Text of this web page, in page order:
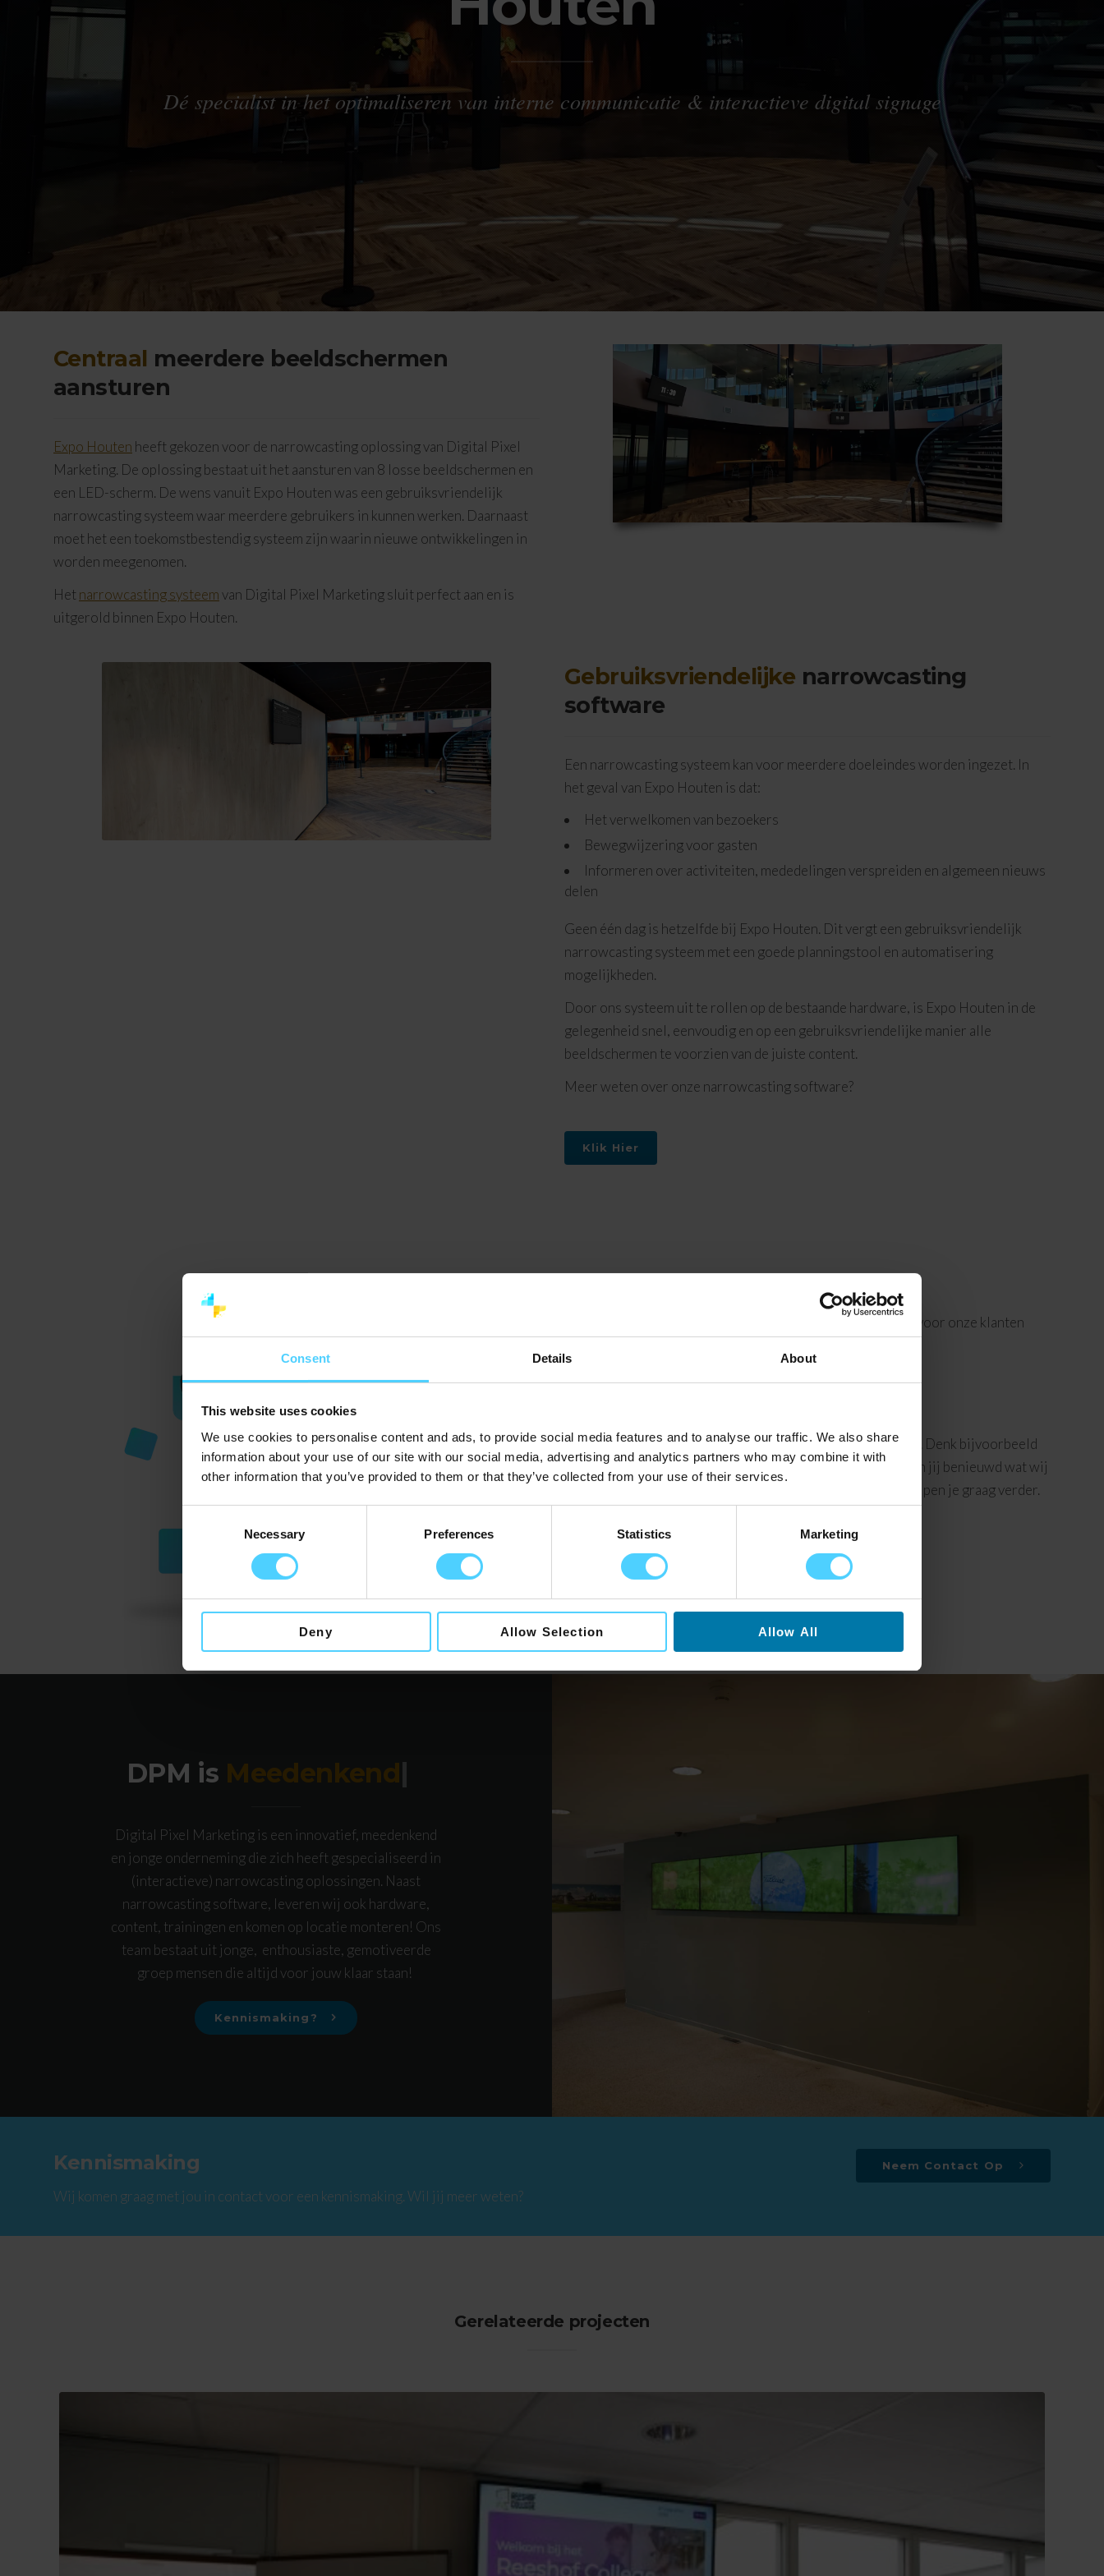
Consent Details About
This website uses cookies
We use cookies to personalise content and ads, to provide social media features and to analyse our traffic. We also share
information about your use of our site with our social media, advertising and analytics partners who may combine it with
other information that you’ve provided to them or that they’ve collected from your use of their services.
Necessary Preferences Statistics Marketing
Deny Allow Selection Allow All
Dé specialist in het optimaliseren van interne communicatie & interactieve digital signage
Centraal meerdere beeldschermen
aansturen
Expo Houten heeft gekozen voor de narrowcasting oplossing van Digital Pixel
Marketing. De oplossing bestaat uit het aansturen van 8 losse beeldschermen en
een LED-scherm. De wens vanuit Expo Houten was een gebruiksvriendelijk
narrowcasting systeem waar meerdere gebruikers in kunnen werken. Daarnaast
moet het een toekomstbestendig systeem zijn waarin nieuwe ontwikkelingen in
worden meegenomen.
Het narrowcasting systeemvan Digital Pixel Marketing sluit perfect aan en is
uitgerold binnen Expo Houten.
Gebruiksvriendelijke narrowcasting
software
Een narrowcasting systeem kan voor meerdere doeleindes worden ingezet. In
het geval van Expo Houten is dat:
Het verwelkomen van bezoekers
Bewegwijzering voor gasten
Informeren over activiteiten, mededelingen verspreiden en algemeen nieuws
delen
Geen één dag is hetzelfde bij Expo Houten. Dit vergt een gebruiksvriendelijk
narrowcasting systeem met een goede planningstool en automatisering
mogelijkheden.
Door ons systeem uit te rollen op de bestaande hardware, is Expo Houten in de
gelegenheid snel, eenvoudig en op een gebruiksvriendelijke manier alle
beeldschermen te voorzien van de juiste content.
Meer weten over onze narrowcasting software?
Klik Hier
Digital Pixel Marketing is dé specialist op het gebied van narrowcasting. Zo leveren wij voor onze klanten
Naast narrowcasting voorzien wij diverse vergaderruimtes van professionele hardware. Denk bijvoorbeeld
aan draadloos presenteren, reserveringssystemen en professionele beeldschermen. Ben jij benieuwd wat wij
met ons op. Wij helpen je graag verder.
DPM is Meedenkend|
Digital Pixel Marketing is een innovatief, meedenkend
en jonge onderneming die zich heeft gespecialiseerd in
(interactieve) narrowcasting oplossingen. Naast
narrowcasting software, leveren wij ook hardware,
content, trainingen en komen op locatie monteren! Ons
team bestaat uit jonge, enthousiaste, gemotiveerde
groep mensen die altijd voor jouw klaar staan!
Kennismaking?
Kennismaking
Wij komen graag met jou in contact voor een kennismaking. Wil jij meer weten?
Neem Contact Op
Gerelateerde projecten